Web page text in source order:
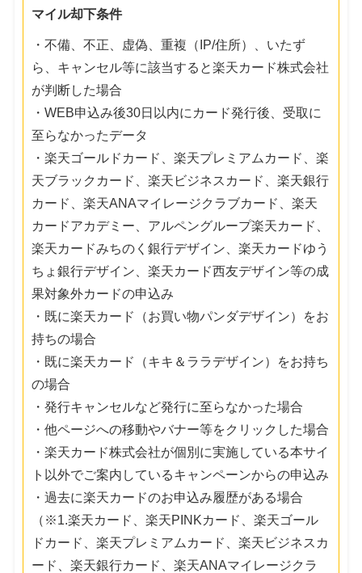
マイル却下条件
・不備、不正、虚偽、重複（IP/住所）、いたず
ら、キャンセル等に該当すると楽天カード株式会社
が判断した場合
・WEB申込み後30日以内にカード発行後、受取に
至らなかったデータ
・楽天ゴールドカード、楽天プレミアムカード、楽
天ブラックカード、楽天ビジネスカード、楽天銀行
カード、楽天ANAマイレージクラブカード、楽天
カードアカデミー、アルペングループ楽天カード、
楽天カードみちのく銀行デザイン、楽天カードゆう
ちょ銀行デザイン、楽天カード西友デザイン等の成
果対象外カードの申込み
・既に楽天カード（お買い物パンダデザイン）をお
持ちの場合
・既に楽天カード（キキ＆ララデザイン）をお持ち
の場合
・発行キャンセルなど発行に至らなかった場合
・他ページへの移動やバナー等をクリックした場合
・楽天カード株式会社が個別に実施している本サイ
ト以外でご案内しているキャンペーンからの申込み
・過去に楽天カードのお申込み履歴がある場合
（※1.楽天カード、楽天PINKカード、楽天ゴール
ドカード、楽天プレミアムカード、楽天ビジネスカ
ード、楽天銀行カード、楽天ANAマイレージクラ